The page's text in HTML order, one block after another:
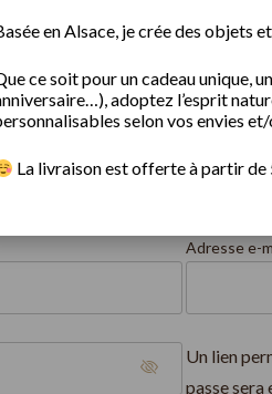
Adresse e-
Un lien
passe sera
en Alsace, je crée des objets
ce soit pour un cadeau unique,
adoptez l’esprit
selon vos envies
La livraison est offerte à partir de